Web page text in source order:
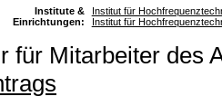
Institute &
Einrichtungen:
Institut für
Institut für
für Mitarbeiter des